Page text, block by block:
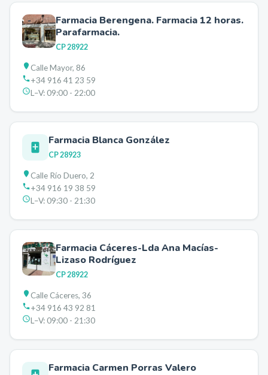
Farmacia Berengena. Farmacia 12 horas.
Parafarmacia.
CP28922
Calle Mayor, 86
+34 916 41 23 59
L–V:09:00 - 22:00
Farmacia Blanca González
CP28923
Calle Río Duero, 2
+34 916 19 38 59
L–V:09:30 - 21:30
Farmacia Cáceres-Lda Ana Macías-
Lizaso Rodríguez
CP28922
Calle Cáceres, 36
+34 916 43 92 81
L–V:09:00 - 21:30
Farmacia Carmen Porras Valero